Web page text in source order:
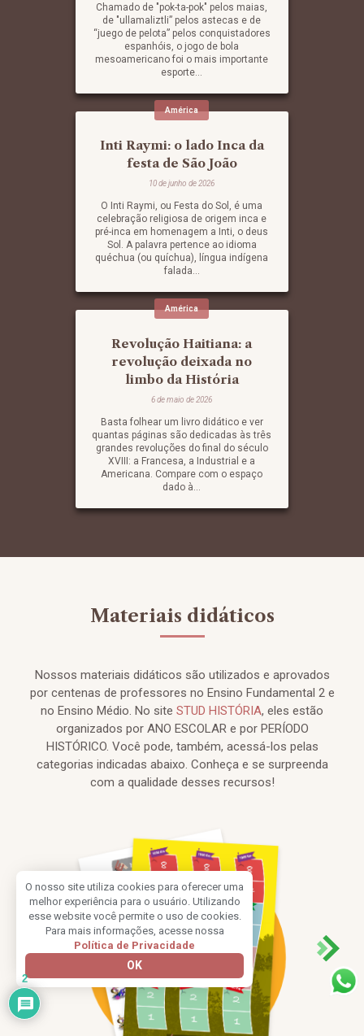
O nosso site utiliza cookies para oferecer uma
melhor experiência para o usuário. Utilizando
esse website você permite o uso de cookies.
Para mais informações, acesse nossa
Política de Privacidade
OK
Chamado de "pok-ta-pok" pelos maias,
de "ullamaliztli” pelos astecas e de
“juego de pelota” pelos conquistadores
espanhóis, o jogo de bola
mesoamericano foi o mais importante
esporte...
América
Inti Raymi: o lado Inca da
festa de São João
10 de junho de 2026
O Inti Raymi, ou Festa do Sol, é uma
celebração religiosa de origem inca e
pré-inca em homenagem a Inti, o deus
Sol. A palavra pertence ao idioma
quéchua (ou quíchua), língua indígena
falada...
América
Revolução Haitiana: a
revolução deixada no
limbo da História
6 de maio de 2026
Basta folhear um livro didático e ver
quantas páginas são dedicadas às três
grandes revoluções do final do século
XVIII: a Francesa, a Industrial e a
Americana. Compare com o espaço
dado à...
Materiais didáticos
Nossos materiais didáticos são utilizados e aprovados
por centenas de professores no Ensino Fundamental 2 e
no Ensino Médio. No site STUD HISTÓRIA, eles estão
organizados por ANO ESCOLAR e por PERÍODO
HISTÓRICO. Você pode, também, acessá-los pelas
categorias indicadas abaixo. Conheça e se surpreenda
com a qualidade desses recursos!
2